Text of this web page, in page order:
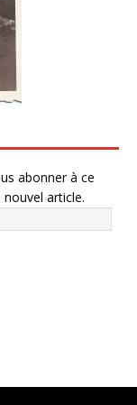
abonner à ce
article.